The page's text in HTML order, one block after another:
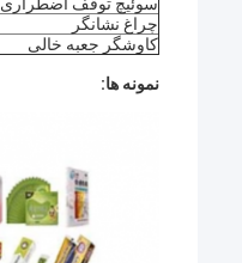
چراغ نشانگر
کاوشگر جعبه خالی
نمونه ها: